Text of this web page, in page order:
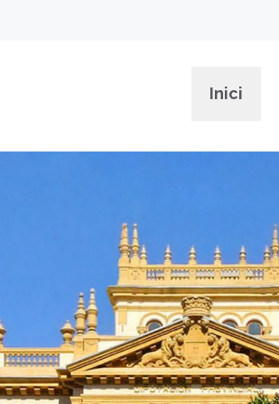
Inici